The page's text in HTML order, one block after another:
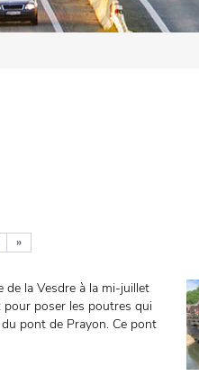
»
la Vesdre à la mi-juillet
poser les poutres qui
pont de Prayon. Ce pont